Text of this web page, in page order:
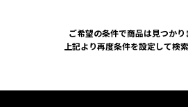
ご希望の条件で商品は見つかり
上記より再度条件を設定して検